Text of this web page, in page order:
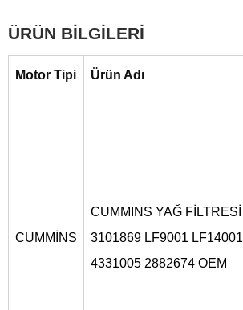
ÜRÜN BİLGİLERİ
Motor Tipi Ürün Adı
CUMMİNS
CUMMINS YAĞ FİLTRESİ
3101869 LF9001 LF14001
4331005 2882674 OEM